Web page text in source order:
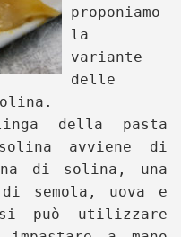
proponiamo
la
variante
delle
della pasta
avviene di
di solina, una
semola, uova e
può utilizzare